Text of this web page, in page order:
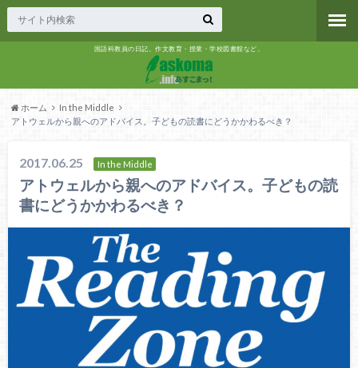
国語科教員の日記。作文教育・授業・学校図書館など。
ホーム
In the Middle
アトウェルから親へのアドバイス。子どもの読書にどうかかわるべき？
2017.06.25 In the Middle
アトウェルから親へのアドバイス。子どもの読
書にどうかかわるべき？